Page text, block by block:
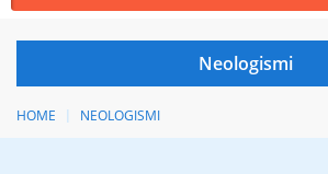
HOME NEOLOGISMI